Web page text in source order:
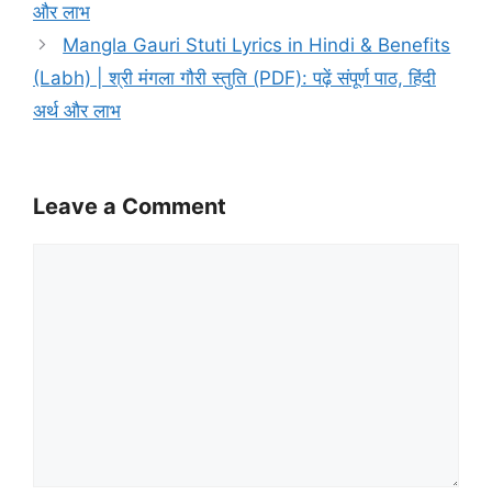
और लाभ
Mangla Gauri Stuti Lyrics in Hindi & Benefits
(Labh) | श्री मंगला गौरी स्तुति (PDF): पढ़ें संपूर्ण पाठ, हिंदी
अर्थ और लाभ
Leave a Comment